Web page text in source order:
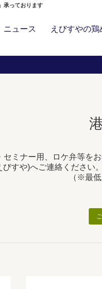
ニュース えびすやの鶏
承っております
セミナー用、ロケ弁等を
すや)へご連絡ください。
（※最